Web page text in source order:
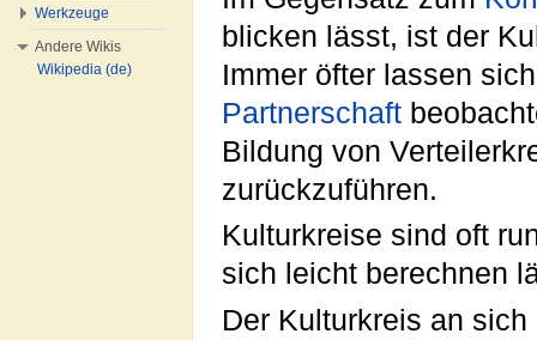
blicken lässt, ist der
Immer öfter lassen
Partnerschaft
Bildung von
zurückzuführen.
Kulturkreise sind oft
sich leicht berechnen
Der Kulturkreis an
Werkzeuge
Andere Wikis
Wikipedia (de)